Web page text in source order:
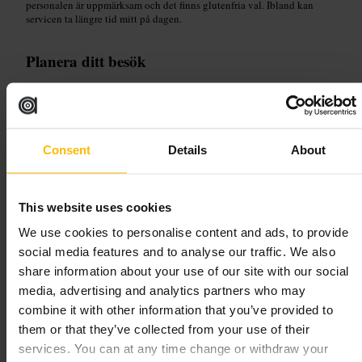
Consent Details About
This website uses cookies
We use cookies to personalise content and ads, to provide
social media features and to analyse our traffic. We also
share information about your use of our site with our social
media, advertising and analytics partners who may
combine it with other information that you’ve provided to
them or that they’ve collected from your use of their
services. You can at any time change or withdraw your
personalen är uppmärksam och det finns glutenfria val. Ibland kan
servicen ta längre tid mitt på dagen.
Planera ditt besök
Kom om du vill ha en avkopplande lunch eller en drink efter jobbet.
Du behöver normalt inte boka på lugna lunchtider, men kvällar kan bli
beställer. Klä dig smart casual om du kommer direkt från jobbet, och ta
gärna med en lätt tröja eftersom lokalen kan upplevas som sval.
Goldwood Sports Pub & Kitchen
Mat och dryck
Bar
4,8
Bild /James G